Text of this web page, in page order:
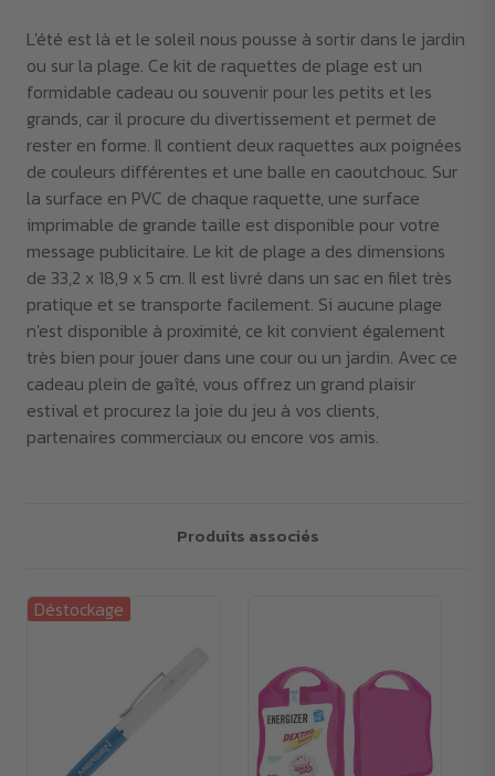
L'été est là et le soleil nous pousse à sortir dans le jardin
ou sur la plage. Ce kit de raquettes de plage est un
formidable cadeau ou souvenir pour les petits et les
grands, car il procure du divertissement et permet de
rester en forme. Il contient deux raquettes aux poignées
de couleurs différentes et une balle en caoutchouc. Sur
la surface en PVC de chaque raquette, une surface
imprimable de grande taille est disponible pour votre
message publicitaire. Le kit de plage a des dimensions
de 33,2 x 18,9 x 5 cm. Il est livré dans un sac en filet très
pratique et se transporte facilement. Si aucune plage
n'est disponible à proximité, ce kit convient également
très bien pour jouer dans une cour ou un jardin. Avec ce
cadeau plein de gaîté, vous offrez un grand plaisir
estival et procurez la joie du jeu à vos clients,
partenaires commerciaux ou encore vos amis.
Produits associés
Déstockage